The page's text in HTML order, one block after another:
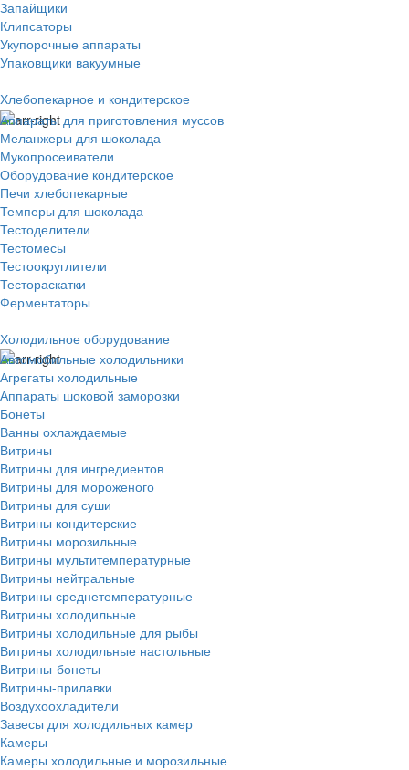
Запайщики
Клипсаторы
Укупорочные аппараты
Упаковщики вакуумные
Хлебопекарное и кондитерское
Аппараты для приготовления муссов
Меланжеры для шоколада
Мукопросеиватели
Оборудование кондитерское
Печи хлебопекарные
Темперы для шоколада
Тестоделители
Тестомесы
Тестоокруглители
Тестораскатки
Ферментаторы
Холодильное оборудование
Автомобильные холодильники
Агрегаты холодильные
Аппараты шоковой заморозки
Бонеты
Ванны охлаждаемые
Витрины
Витрины для ингредиентов
Витрины для мороженого
Витрины для суши
Витрины кондитерские
Витрины морозильные
Витрины мультитемпературные
Витрины нейтральные
Витрины среднетемпературные
Витрины холодильные
Витрины холодильные для рыбы
Витрины холодильные настольные
Витрины-бонеты
Витрины-прилавки
Воздухоохладители
Завесы для холодильных камер
Камеры
Камеры холодильные и морозильные